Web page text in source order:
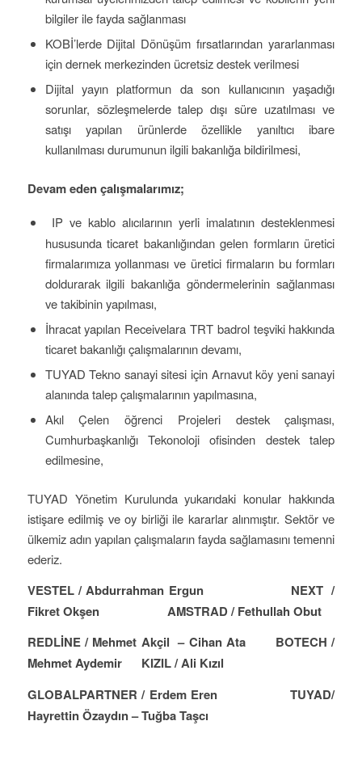
bilgiler ile fayda sağlanması
KOBİ’lerde Dijital Dönüşüm fırsatlarından yararlanması
için dernek merkezinden ücretsiz destek verilmesi
Dijital yayın platformun da son kullanıcının yaşadığı
sorunlar, sözleşmelerde talep dışı süre uzatılması ve
satışı yapılan ürünlerde özellikle yanıltıcı ibare
kullanılması durumunun ilgili bakanlığa bildirilmesi,
Devam eden çalışmalarımız;
IP ve kablo alıcılarının yerli imalatının desteklenmesi
hususunda ticaret bakanlığından gelen formların üretici
firmalarımıza yollanması ve üretici firmaların bu formları
doldurarak ilgili bakanlığa göndermelerinin sağlanması
ve takibinin yapılması,
İhracat yapılan Receivelara TRT badrol teşviki hakkında
ticaret bakanlığı çalışmalarının devamı,
TUYAD Tekno sanayi sitesi için Arnavut köy yeni sanayi
alanında talep çalışmalarının yapılmasına,
Akıl Çelen öğrenci Projeleri destek çalışması,
Cumhurbaşkanlığı Tekonoloji ofisinden destek talep
edilmesine,
TUYAD Yönetim Kurulunda yukarıdaki konular hakkında
istişare edilmiş ve oy birliği ile kararlar alınmıştır. Sektör ve
ülkemiz adın yapılan çalışmaların fayda sağlamasını temenni
ederiz.
VESTEL / Abdurrahman Ergun NEXT /
Fikret Okşen AMSTRAD / Fethullah Obut
REDLİNE / Mehmet Akçil – Cihan Ata BOTECH /
Mehmet Aydemir KIZIL / Ali Kızıl
GLOBALPARTNER / Erdem Eren TUYAD/
Hayrettin Özaydın – Tuğba Taşcı